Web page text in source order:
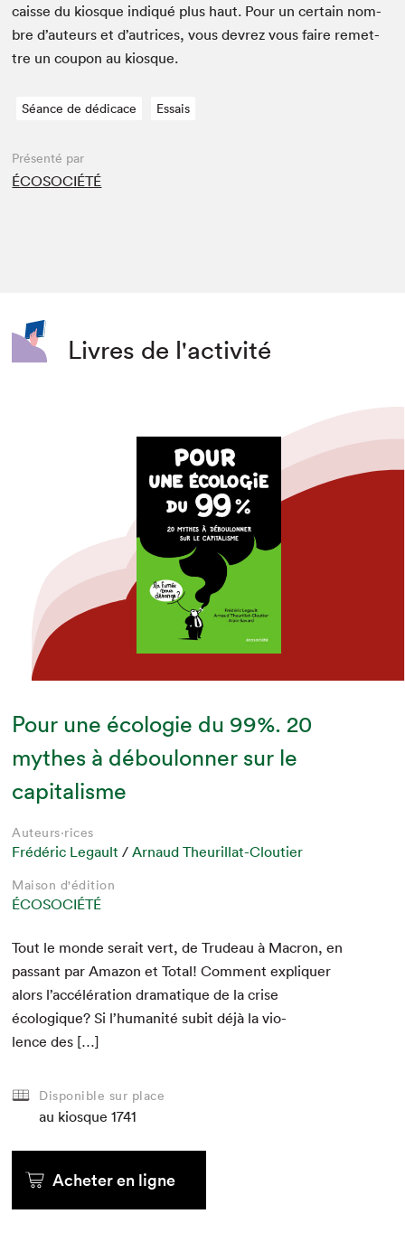
caisse du kiosque indiqué plus haut. Pour un cer­tain nom­
bre d’auteurs et d’autrices, vous devrez vous faire remet­
tre un coupon au kiosque.
Séance de dédicace Essais
Présenté par
ÉCOSOCIÉTÉ
Livres de l'activité
Pour une écologie du 99%. 20
mythes à déboulonner sur le
capitalisme
Auteurs·rices
Frédéric Legault /Arnaud Theurillat-Cloutier
Maison d'édition
ÉCOSOCIÉTÉ
Tout le monde serait vert, de Trudeau à Macron, en
pas­sant par Ama­zon et Total! Com­ment expli­quer
alors l’accélération dra­ma­tique de la crise
écologique? Si l’humanité subit déjà la vio­
lence des […]
Disponible sur place
au kiosque 1741
Acheter en ligne